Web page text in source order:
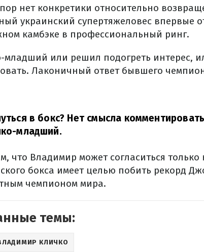
нет конкретики относительно
украинский супертяжеловес впервые
камбэке в профессиональный ринг.
младший или решил подогреть интерес,
Лаконичный ответ бывшего
в бокс? Нет смысла
младший.
что Владимир может согласиться
бокса имеет целью побить рекорд
чемпионом мира.
темы:
КЛИЧКО